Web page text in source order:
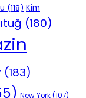
(118) Kim
(180)
(183)
New York(107)